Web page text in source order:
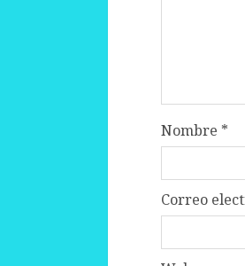
Nombre *
Correo